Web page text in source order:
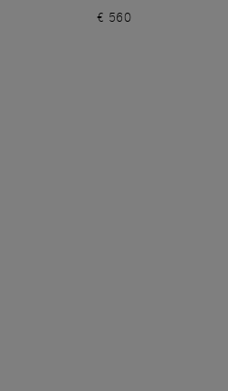
€ 560